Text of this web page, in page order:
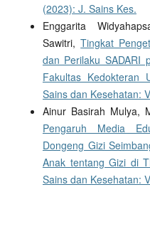
(2023): J. Sains Kes.
Enggarita
Sawitri,Tingkat
dan Perilaku SADARI
Fakultas Kedokteran
Sains dan Kesehatan:
Ainur Basirah Mulya,
Pengaruh Media
Dongeng Gizi
Anak tentang Gizi di
Sains dan Kesehatan: